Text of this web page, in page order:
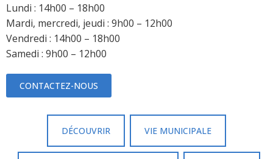
Lundi : 14h00 – 18h00
Mardi, mercredi, jeudi : 9h00 – 12h00
Vendredi : 14h00 – 18h00
Samedi : 9h00 – 12h00
CONTACTEZ-NOUS
DÉCOUVRIR VIE MUNICIPALE